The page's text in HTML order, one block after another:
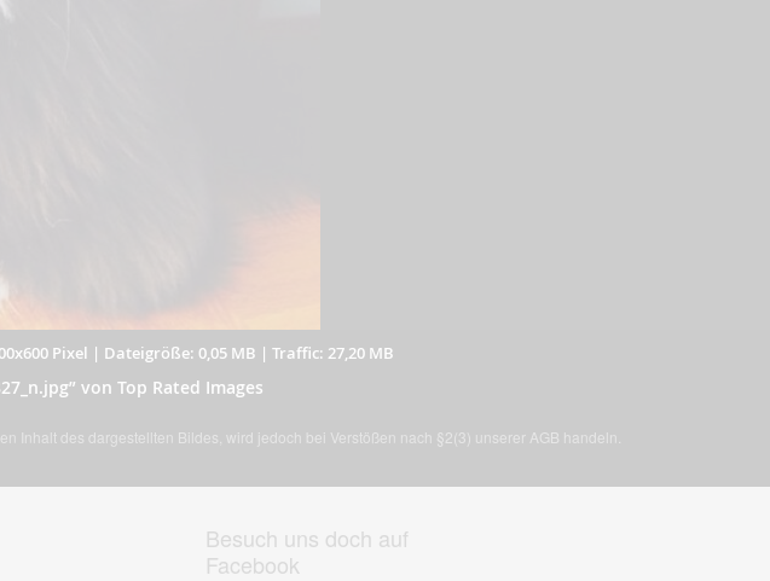
Pixel | Dateigröße: 0,05 MB | Traffic: 27,20 MB
von Top Rated Images
des dargestellten Bildes, wird jedoch bei Verstößen nach §2(3) unserer AGB handeln.
Besuch uns doch auf
Facebook